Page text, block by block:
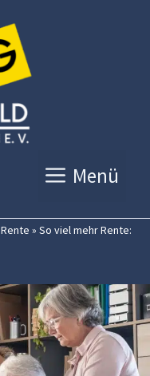
Menü
Rente » So viel mehr Rente: